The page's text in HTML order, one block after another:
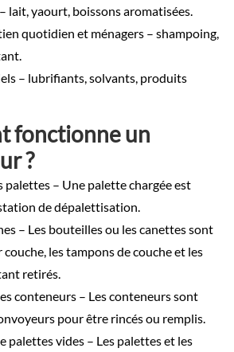
lait, yaourt, boissons aromatisées.
quotidien et ménagers – shampoing,
– lubrifiants, solvants, produits
fonctionne un
?
– Une palette chargée est
de dépalettisation.
– Les bouteilles ou les canettes sont
couche, les tampons de couche et les
retirés.
conteneurs – Les conteneurs sont
pour être rincés ou remplis.
palettes vides – Les palettes et les